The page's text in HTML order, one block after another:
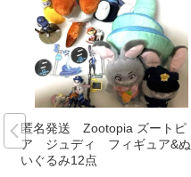
匿名発送 Zootopia ズートピ
ア ジュディ フィギュア&ぬ
いぐるみ12点